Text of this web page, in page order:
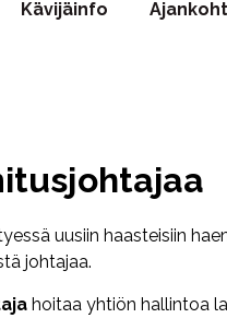
Kävijäinfo
uusiin haasteisiin
johtajaa.
hoitaa yhtiön hallintoa